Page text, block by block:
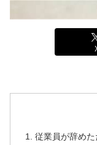
従業員が辞め